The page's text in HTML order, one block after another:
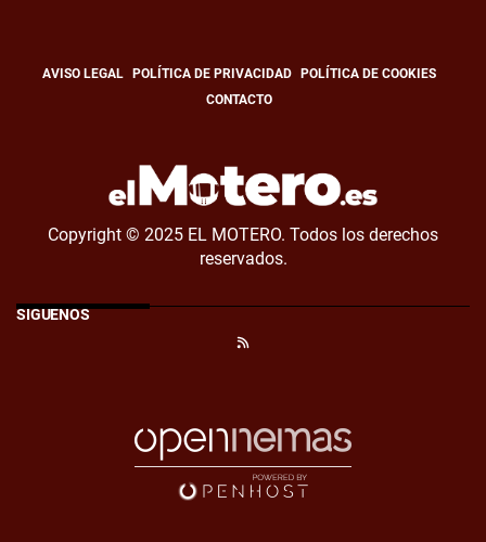
AVISO LEGAL POLÍTICA DE PRIVACIDAD
POLÍTICA DE COOKIES
CONTACTO
Copyright © 2025 EL MOTERO. Todos los derechos
reservados.
SÍGUENOS